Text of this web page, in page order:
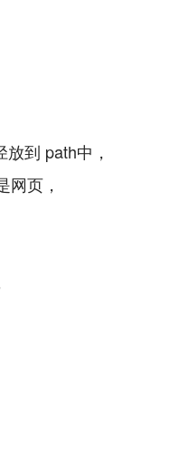
到 path中，
网页，